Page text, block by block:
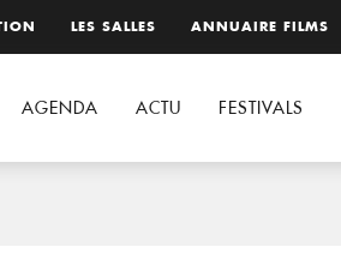
LES SALLES ANNUAIRE FILMS
AGENDA ACTU FESTIVALS